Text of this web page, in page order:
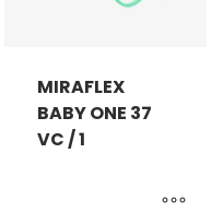
MIRAFLEX
BABY ONE 37
VC / 1